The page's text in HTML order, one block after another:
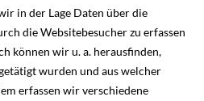
in der Lage Daten über die
die Websitebesucher zu erfassen
können wir u. a. herausfinden,
wurden und aus welcher
erfassen wir verschiedene